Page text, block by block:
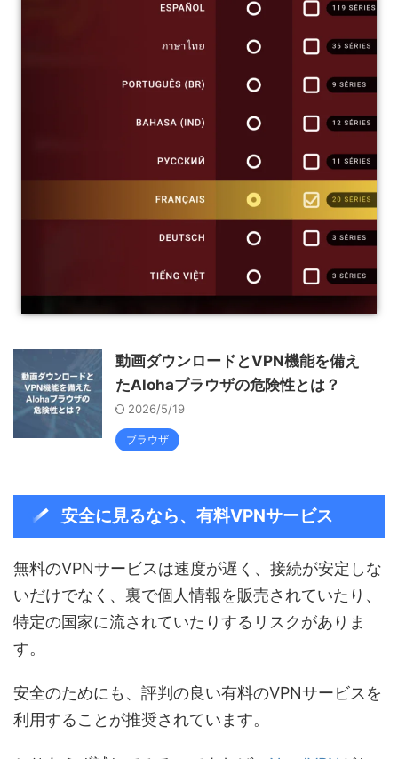
動画ダウンロードとVPN機能を備え
たAlohaブラウザの危険性とは？
2026/5/19
ブラウザ
安全に見るなら、有料VPNサービス
無料のVPNサービスは速度が遅く、接続が安定しな
いだけでなく、裏で個人情報を販売されていたり、
特定の国家に流されていたりするリスクがありま
す。
安全のためにも、評判の良い有料のVPNサービスを
利用することが推奨されています。